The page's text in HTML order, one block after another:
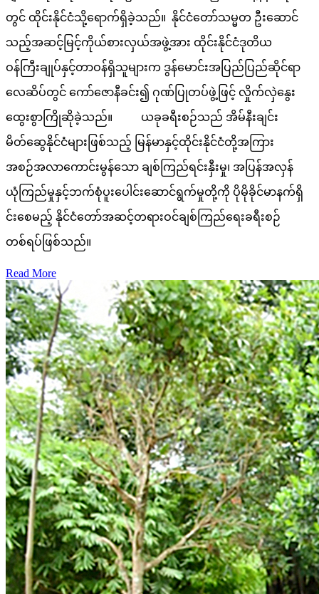
တွင် ထိုင်းနိုင်ငံသို့ရောက်ရှိခဲ့သည်။ နိုင်ငံတော်သမ္မတ ဦးဆောင်
သည့်အဆင့်မြင့်ကိုယ်စားလှယ်အဖွဲ့အား ထိုင်းနိုင်ငံဒုတိယ
ဝန်ကြီးချုပ်နှင့်တာဝန်ရှိသူများက ဒွန်မောင်းအပြည်ပြည်ဆိုင်ရာ
လေဆိပ်တွင် ကော်ဇောနီခင်း၍ ဂုဏ်ပြုတပ်ဖွဲ့ဖြင့် လှိုက်လှဲနွေး
ထွေးစွာကြိုဆိုခဲ့သည်။ ယခုခရီးစဉ်သည် အိမ်နီးချင်း
မိတ်ဆွေနိုင်ငံများဖြစ်သည့် မြန်မာနှင့်ထိုင်းနိုင်ငံတို့အကြား
အစဉ်အလာကောင်းမွန်သော ချစ်ကြည်ရင်းနှီးမှု၊ အပြန်အလှန်
ယုံကြည်မှုနှင့်ဘက်စုံပူးပေါင်းဆောင်ရွက်မှုတို့ကို ပိုမိုခိုင်မာနက်ရှိ
င်းစေမည့် နိုင်ငံတော်အဆင့်တရားဝင်ချစ်ကြည်ရေးခရီးစဉ်
တစ်ရပ်ဖြစ်သည်။
Read More